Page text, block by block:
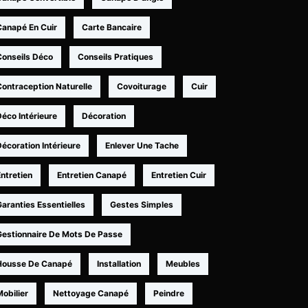
En Cuir Carte Bancaire
Déco Conseils Pratiques
Naturelle Covoiturage Cuir
Intérieure Décoration
Intérieure Enlever Une Tache
Entretien Canapé Entretien Cuir
Essentielles Gestes Simples
De Mots De Passe
De Canapé Installation Meubles
Nettoyage Canapé Peindre